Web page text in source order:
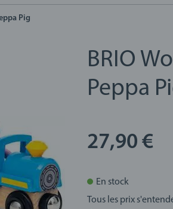
Pig
BRIO
Peppa
27,90 €
En stock
Tous les prix